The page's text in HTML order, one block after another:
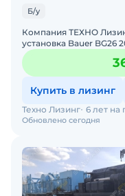
Б/у
Компания ТЕХНО
установка Bauer BG26
установ
Купить в лизинг
Обновлено сегодня
Техно Лизинг 6 лет на